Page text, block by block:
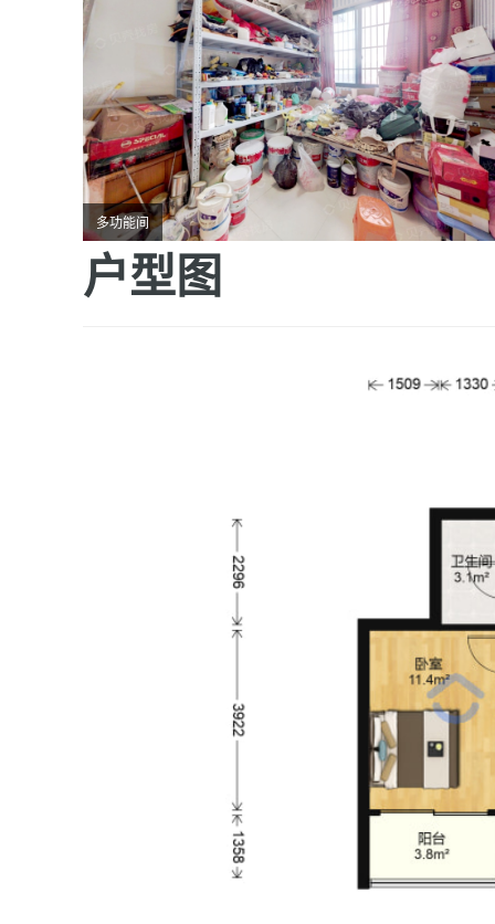
多功能间
户型图